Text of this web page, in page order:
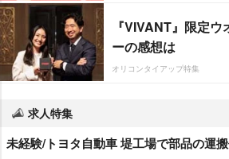
『VIVANT』限定
ーの感想は
オリコンタイアップ特集
求人特集
未経験/トヨタ自動車 堤工場で部品の運